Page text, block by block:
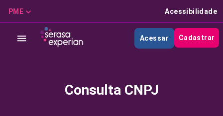
PME Acessibilidade
Acessar Cadastrar
Consulta CNPJ